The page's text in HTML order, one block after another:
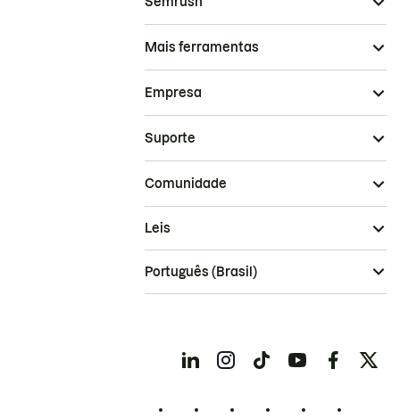
Mais ferramentas
Empresa
Suporte
Comunidade
Leis
Português (Brasil)